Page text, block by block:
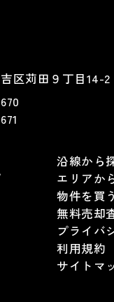
区苅田９丁目14-2
沿線から
エリアか
物件を買う
無料売却
プライバ
利用規約
サイトマ